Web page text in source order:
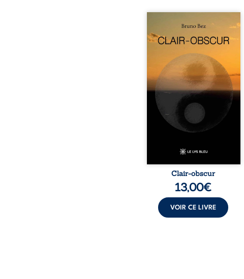
Composé en alexandrins, Clair-
obscur aborde la spiritualité,
les relations humaines, la
partir d’expériences
personnelles. Entre clarté et
obscurité, les poèmes
traduisent les observations et
les ressentis façonnés au fil
d’une vie. Ils portent un regard
sensible sur l’existence et le
monde contemporain, invitant
chacun à questionner ses ...
Clair-obscur
13,00€
VOIR CE LIVRE